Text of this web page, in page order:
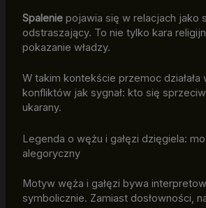
Spaleniepojawia się w relacjach jako
odstraszający. To nie tylko kara
pokazanie władzy.
W takim kontekście przemoc działała
konfliktów jak sygnał: kto się
ukarany.
Legenda o wężu i gałęzi dzięgiela:
alegoryczny
Motyw węża i gałęzi bywa
symbolicznie. Zamiast dosłowności,